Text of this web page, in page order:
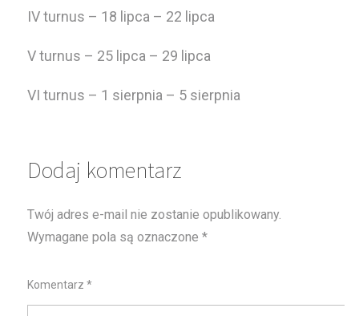
IV turnus – 18 lipca – 22 lipca
V turnus – 25 lipca – 29 lipca
VI turnus – 1 sierpnia – 5 sierpnia
Dodaj komentarz
Twój adres e-mail nie zostanie opublikowany.
Wymagane pola są oznaczone*
Komentarz*